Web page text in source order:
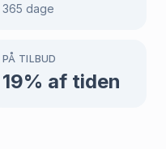
365 dage
PÅ TILBUD
19% af tiden